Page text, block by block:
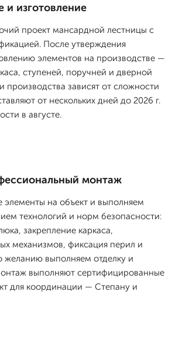
и изготовление
проект мансардной лестницы с
После утверждения
элементов на производстве —
ступеней, поручней и дверной
производства зависят от сложности
от нескольких дней до 2026 г.
в августе.
монтаж
элементы на объект и выполняем
технологий и норм безопасности:
закрепление каркаса,
механизмов, фиксация перил и
желанию выполняем отделку и
выполняют сертифицированные
для координации — Степану и